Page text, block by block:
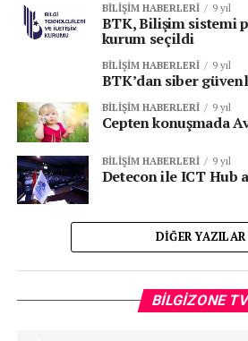
BILIŞIM HABERLERI 9 yıl
BTK, Bilişim sistemi
kurum seçildi
BILIŞIM HABERLERI 9 yıl
BTK’dan siber
BILIŞIM HABERLERI 9 yıl
Cepten konuşmada
BILIŞIM HABERLERI 9 yıl
Detecon ile ICT Hub
DIĞER YAZILAR
BILGIZONE